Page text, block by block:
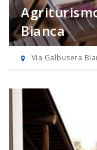
Bianca
Via Galbusera